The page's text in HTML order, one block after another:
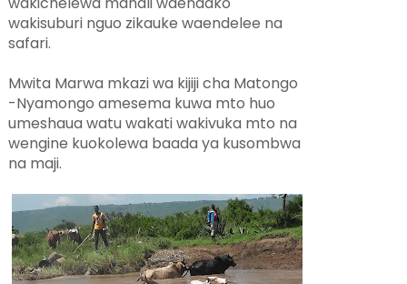
wakisuburi nguo zikauke waendelee na
safari.
Mwita Marwa mkazi wa kijiji cha Matongo
-Nyamongo amesema kuwa mto huo
umeshaua watu wakati wakivuka mto na
wengine kuokolewa baada ya kusombwa
na maji.